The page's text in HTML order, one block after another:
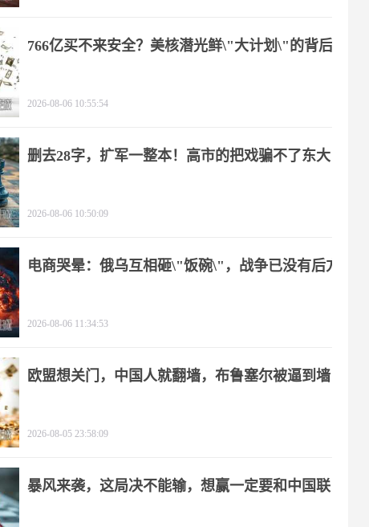
766亿买不来安全？美核潜光鲜\"大计划\"的背后
2026-08-06 10:55:54
删去28字，扩军一整本！高市的把戏骗不了东大
2026-08-06 10:50:09
电商哭晕：俄乌互相砸\"饭碗\"，战争已没有后方
2026-08-06 11:34:53
欧盟想关门，中国人就翻墙，布鲁塞尔被逼到墙
2026-08-05 23:58:09
暴风来袭，这局决不能输，想赢一定要和中国联